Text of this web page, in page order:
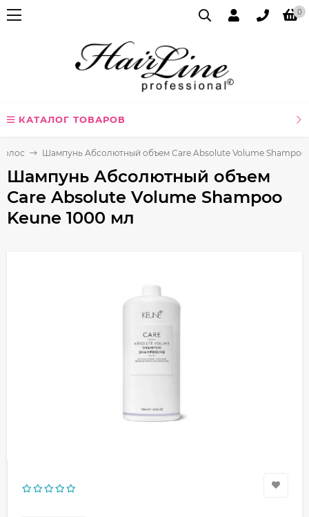
0
КАТАЛОГ ТОВАРОВ
Шампунь Абсолютный объем Care Absolute Volume Shampoo
Шампунь Абсолютный объем
Care Absolute Volume Shampoo
Keune 1000 мл